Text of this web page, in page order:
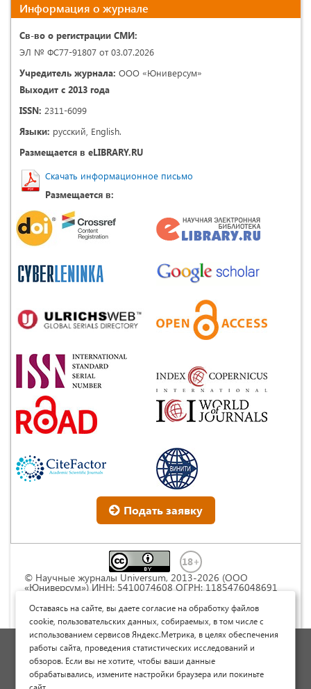
Информация о журнале
Св-во о регистрации СМИ:
ЭЛ № ФС77-91807 от 03.07.2026
Учредитель журнала: ООО «Юниверсум»
Выходит с 2013 года
ISSN: 2311-6099
Языки: русский, English.
Размещается в eLIBRARY.RU
Скачать информационное письмо
Размещается в:
Подать заявку
© Научные журналы Universum, 2013-2026 (ООО
«Юниверсум») ИНН: 5410074608 ОГРН: 1185476048691
Commons « Attribution» («Атрибуция») 4.0
Непортированная
Политика обработки персональных данных
Договор оферты
Опубликовать научную статью
Оставаясь на сайте, вы даете согласие на обработку файлов
cookie, пользовательских данных, собираемых, в том числе с
использованием сервисов Яндекс.Метрика, в целях обеспечения
работы сайта, проведения статистических исследований и
обзоров. Если вы не хотите, чтобы ваши данные
обрабатывались, измените настройки браузера или покиньте